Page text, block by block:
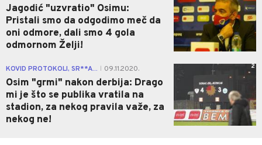
Jagodić "uzvratio" Osimu:
Pristali smo da odgodimo meč da
oni odmore, dali smo 4 gola
odmornom Želji!
KOVID PROTOKOLI, SR**A... 09.11.2020.
Osim "grmi" nakon derbija: Drago
mi je što se publika vratila na
stadion, za nekog pravila važe, za
nekog ne!
2